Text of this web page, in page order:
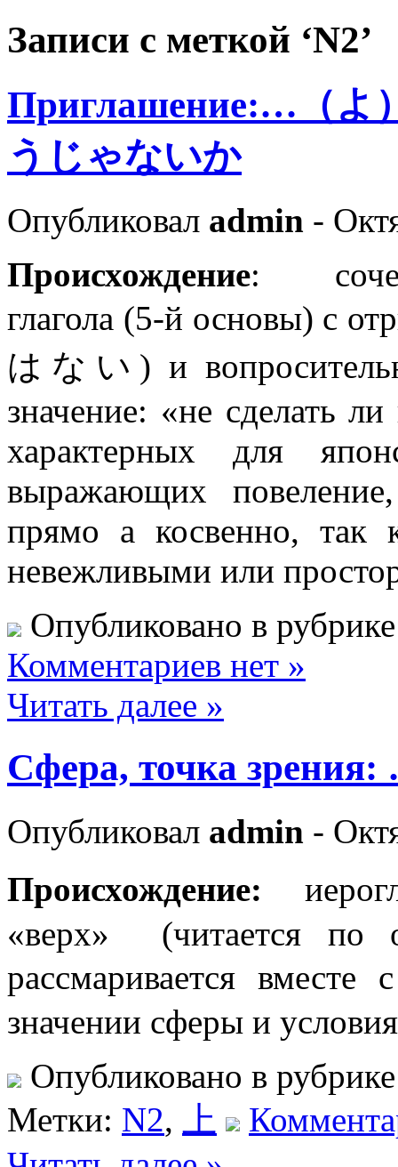
Записи с меткой ‘N2’
Приглашение:…（よ
うじゃないか
Опубликовал admin -
Происхождение:
глагола (5-й основы) с
はない) и
значение: «не сделать
характерных для
выражающих
прямо а косвенно, так
невежливыми или
Опубликовано в
Комментариев нет »
Читать далее »
Сфера, точка
Опубликовал admin -
Происхождение:
«верх» (читается по
рассмаривается
значении сферы и
Опубликовано в
Метки: N2, 上